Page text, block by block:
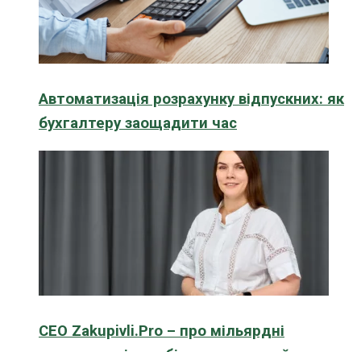
Автоматизація розрахунку відпускних: як
бухгалтеру заощадити час
CEO Zakupivli.Pro – про мільярдні